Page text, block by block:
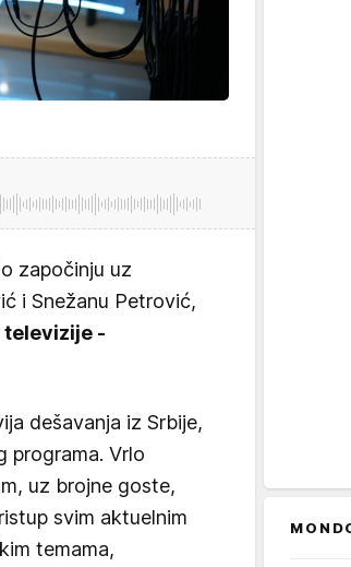
započinju uz
i Snežanu Petrović,
-
dešavanja iz Srbije,
programa. Vrlo
uz brojne goste,
svim aktuelnim
temama,